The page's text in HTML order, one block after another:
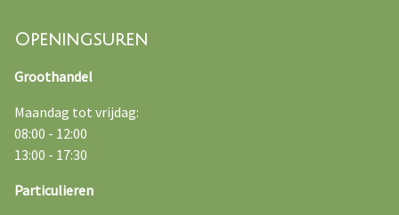
Openingsuren
Groothandel
Maandag tot vrijdag:
08:00 - 12:00
13:00 - 17:30
Particulieren